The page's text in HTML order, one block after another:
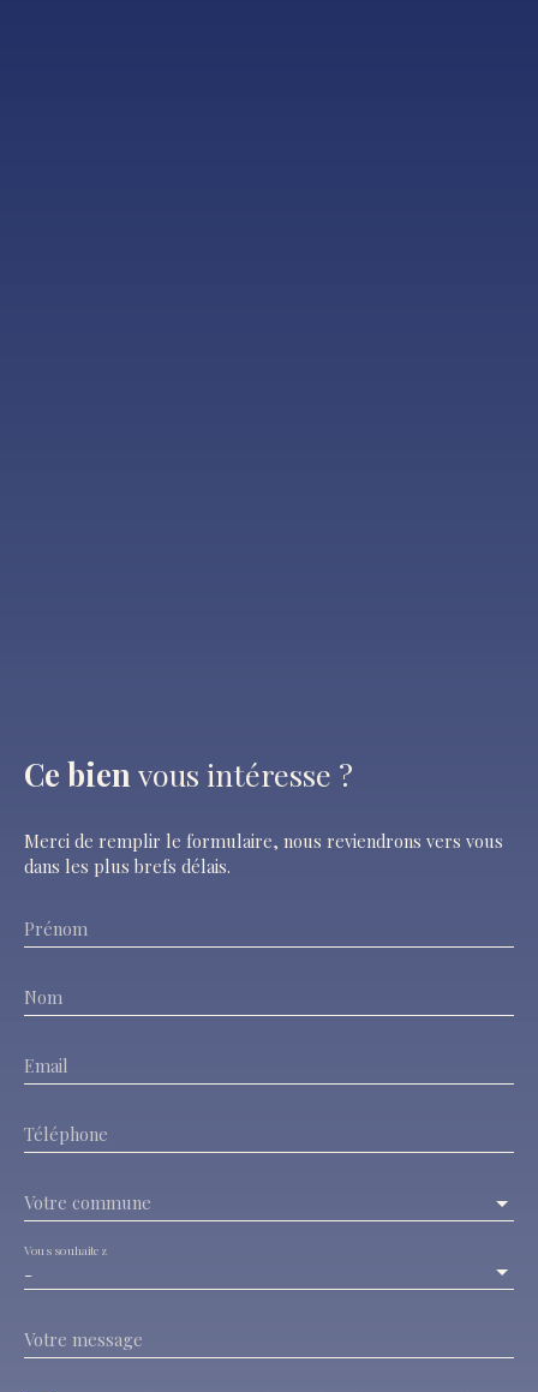
Ce bien vous intéresse ?
Merci de remplir le formulaire, nous reviendrons vers vous
dans les plus brefs délais.
Prénom
Nom
Email
Téléphone
Votre commune
-
Vous souhaitez
Votre message